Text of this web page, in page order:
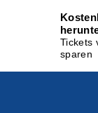
Tickets
sparen